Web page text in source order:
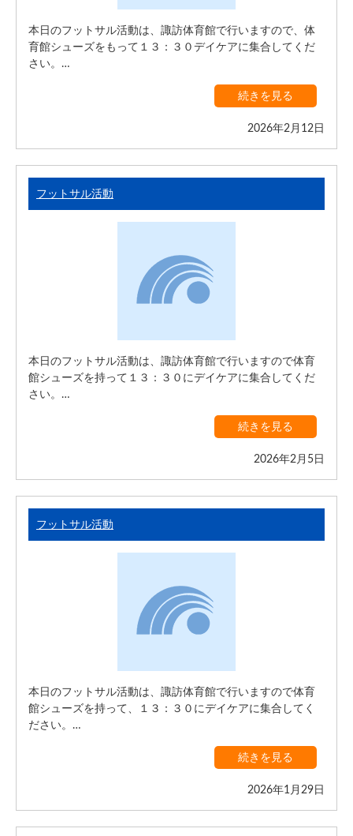
本日のフットサル活動は、諏訪体育館で行いますので、体
育館シューズをもって１３：３０デイケアに集合してくだ
さい。…
続きを見る
2026年2月12日
フットサル活動
本日のフットサル活動は、諏訪体育館で行いますので体育
館シューズを持って１３：３０にデイケアに集合してくだ
さい。…
続きを見る
2026年2月5日
フットサル活動
本日のフットサル活動は、諏訪体育館で行いますので体育
館シューズを持って、１３：３０にデイケアに集合してく
ださい。…
続きを見る
2026年1月29日